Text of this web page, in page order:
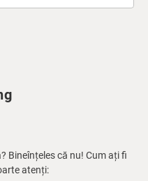
Bineînțeles că nu! Cum ați fi
atenți: